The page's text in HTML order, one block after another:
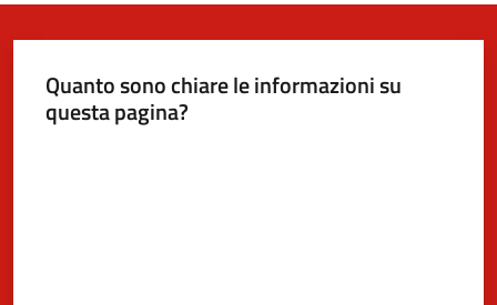
5x1000
Quanto sono chiare le informazioni su
questa pagina?